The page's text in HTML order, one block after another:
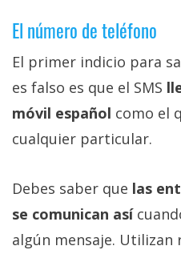
El número de teléfono
El primer indicio para
es falso es que el SMS
móvil español como el
cualquier particular.
Debes saber que las
se comunican así
algún mensaje.